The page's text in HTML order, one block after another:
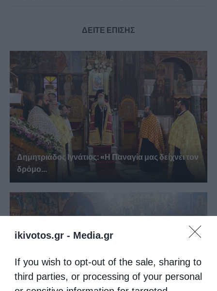
ikivotos.gr - Media.gr
If you wish to opt-out of the sale, sharing to
third parties, or processing of your personal
ΔΕΙΤΕ ΕΠΙΣΗΣ
Δημητριάδος Ιγνάτιος: «Η Παναγία μας δείχνει τον
δρόμο...